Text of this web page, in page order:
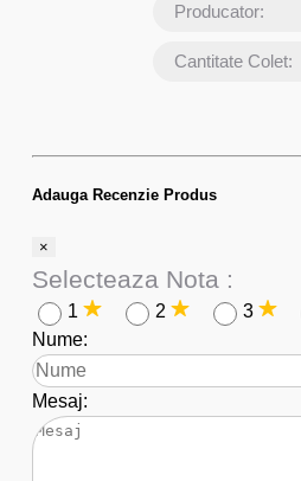
Producator:
Cantitate Colet:
Adauga Recenzie Produs
×
Selecteaza Nota :
1 2 3
Nume:
Mesaj: